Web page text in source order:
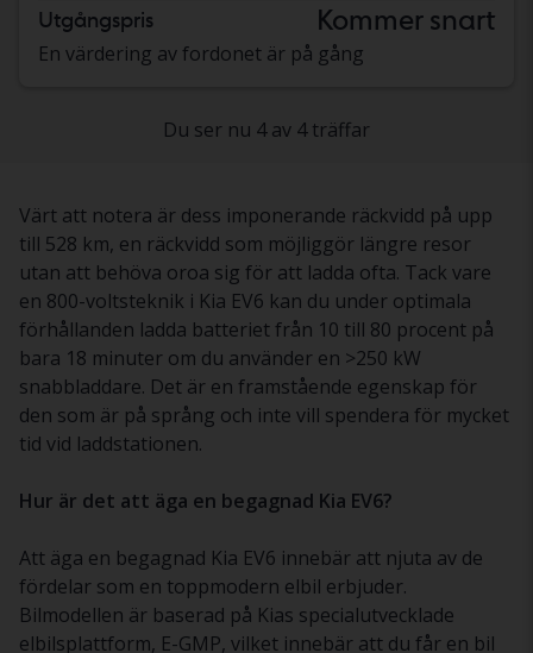
Utgångspris Kommer snart
En värdering av fordonet är på gång
Du ser nu 4 av 4 träffar
Värt att notera är dess imponerande räckvidd på upp
till 528 km, en räckvidd som möjliggör längre resor
utan att behöva oroa sig för att ladda ofta. Tack vare
en 800-voltsteknik i Kia EV6 kan du under optimala
förhållanden ladda batteriet från 10 till 80 procent på
bara 18 minuter om du använder en >250 kW
snabbladdare. Det är en framstående egenskap för
den som är på språng och inte vill spendera för mycket
tid vid laddstationen.
Hur är det att äga en begagnad Kia EV6?
Att äga en begagnad Kia EV6 innebär att njuta av de
fördelar som en toppmodern elbil erbjuder.
Bilmodellen är baserad på Kias specialutvecklade
elbilsplattform, E-GMP, vilket innebär att du får en bil